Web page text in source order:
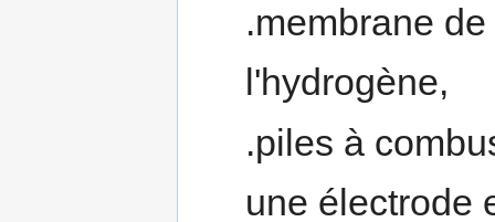
.membrane
l'hydrogène,
.piles à
une électrode